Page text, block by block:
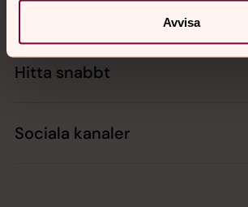
Avvisa
Hitta snabbt
Sociala kanaler